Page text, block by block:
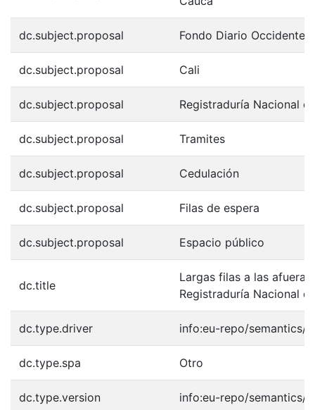
dc.subject.proposal Fondo Diario Occidente
dc.subject.proposal Cali
dc.subject.proposal Registraduría Nacional
dc.subject.proposal Tramites
dc.subject.proposal Cedulación
dc.subject.proposal Filas de espera
dc.subject.proposal Espacio público
dc.title
Largas filas a las
Registraduría Nacional
dc.type.driver info:eu-repo/semantics/
dc.type.spa Otro
dc.type.version info:eu-repo/semantics/